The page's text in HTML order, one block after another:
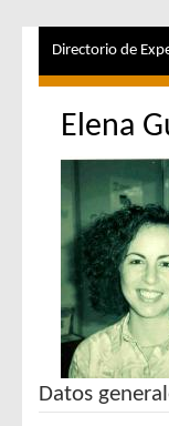
Directorio de
Elena
Datos